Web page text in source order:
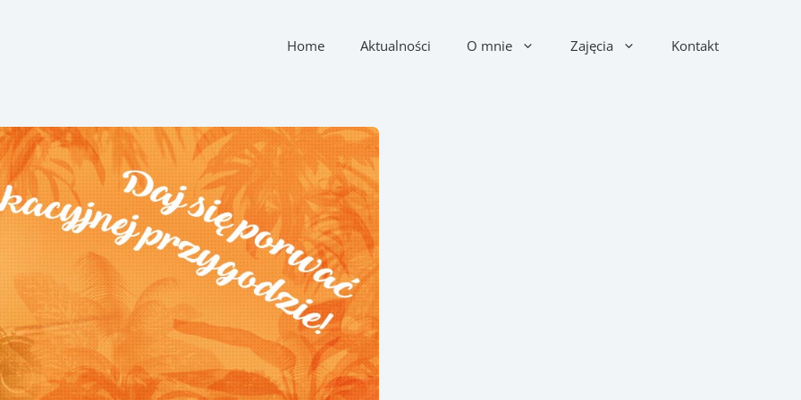
Home Aktualności O mnie Zajęcia Kontakt